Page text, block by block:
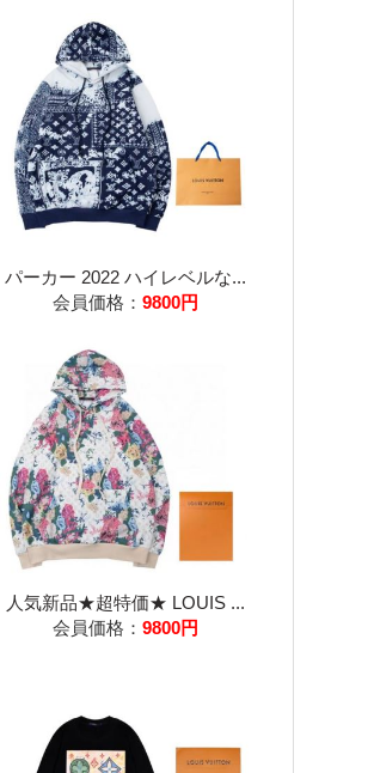
パーカー 2022 ハイレベルな...
会員価格： 9800円
人気新品★超特価★ LOUIS ...
会員価格： 9800円